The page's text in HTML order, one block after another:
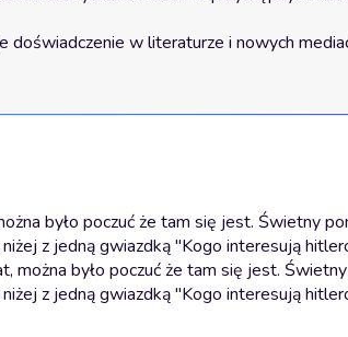
było poczuć że tam się jest. Świetny
z jedną gwiazdką "Kogo interesują
można było poczuć że tam się jest.
z jedną gwiazdką "Kogo interesują